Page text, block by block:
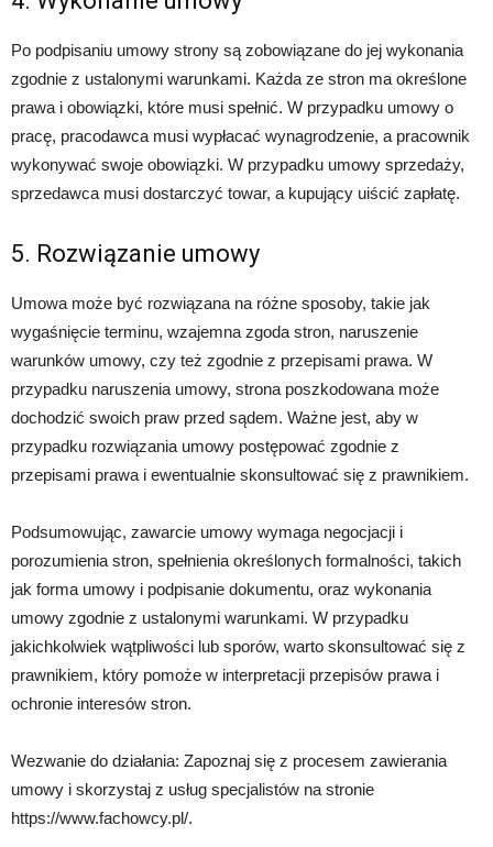
Po podpisaniu umowy strony są zobowiązane do jej wykonania
zgodnie z ustalonymi warunkami. Każda ze stron ma określone
prawa i obowiązki, które musi spełnić. W przypadku umowy o
pracę, pracodawca musi wypłacać wynagrodzenie, a pracownik
wykonywać swoje obowiązki. W przypadku umowy sprzedaży,
sprzedawca musi dostarczyć towar, a kupujący uiścić zapłatę.
5. Rozwiązanie umowy
Umowa może być rozwiązana na różne sposoby, takie jak
wygaśnięcie terminu, wzajemna zgoda stron, naruszenie
warunków umowy, czy też zgodnie z przepisami prawa. W
przypadku naruszenia umowy, strona poszkodowana może
dochodzić swoich praw przed sądem. Ważne jest, aby w
przypadku rozwiązania umowy postępować zgodnie z
przepisami prawa i ewentualnie skonsultować się z prawnikiem.
Podsumowując, zawarcie umowy wymaga negocjacji i
porozumienia stron, spełnienia określonych formalności, takich
jak forma umowy i podpisanie dokumentu, oraz wykonania
umowy zgodnie z ustalonymi warunkami. W przypadku
jakichkolwiek wątpliwości lub sporów, warto skonsultować się z
prawnikiem, który pomoże w interpretacji przepisów prawa i
ochronie interesów stron.
Wezwanie do działania: Zapoznaj się z procesem zawierania
umowy i skorzystaj z usług specjalistów na stronie
https://www.fachowcy.pl/.